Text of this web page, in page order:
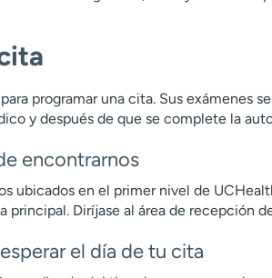
programar una cita. Sus exámenes
y después de que se complete la
encontrarnos
ubicados en el primer nivel de
principal. Diríjase al área de recepción
el día de tu cita